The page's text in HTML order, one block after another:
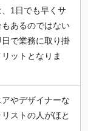
1日でも早くサ
あるのではない
で業務に取り掛
ットとなりま
やデザイナーな
ストの人がほと